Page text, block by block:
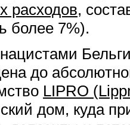
расходов,
более 7%).
до
LIPRO
дом, куда